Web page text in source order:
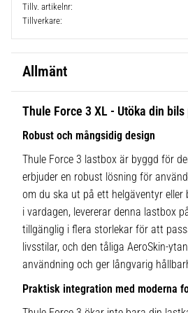
Tillv. artikelnr
Tillverkare
Allmänt
Thule Force 3 XL - Utöka din bils
Robust och mångsidig design
Thule Force 3 lastbox är byggd för
erbjuder en robust lösning för
om du ska ut på ett helgäventyr eller
i vardagen, levererar denna lastbox
tillgänglig i flera storlekar för att
livsstilar, och den tåliga AeroSkin-
användning och ger långvarig
Praktisk integration med moderna